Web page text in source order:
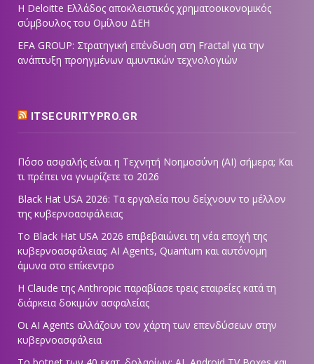
Η Deloitte Ελλάδος αποκλειστικός χρηματοοικονομικός
σύμβουλος του Ομίλου ΔΕΗ
EFA GROUP: Στρατηγική επένδυση στη Fractal για την
ανάπτυξη προηγμένων αμυντικών τεχνολογιών
ITSECURITYPRO.GR
Πόσο ασφαλής είναι η Τεχνητή Νοημοσύνη (AI) σήμερα; Και
τι πρέπει να γνωρίζετε το 2026
Black Hat USA 2026: Τα εργαλεία που δείχνουν το μέλλον
της κυβερνοασφάλειας
Το Black Hat USA 2026 επιβεβαιώνει τη νέα εποχή της
κυβερνοασφάλειας: AI Agents, Quantum και αυτόνομη
άμυνα στο επίκεντρο
Η Claude της Anthropic παραβίασε τρεις εταιρείες κατά τη
διάρκεια δοκιμών ασφαλείας
Οι AI Agents αλλάζουν τον χάρτη των επενδύσεων στην
κυβερνοασφάλεια